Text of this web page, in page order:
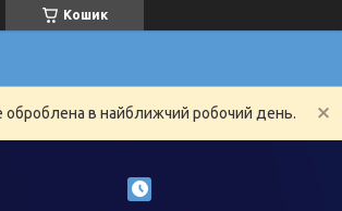
Кошик
оброблена в найближчий робочий день.